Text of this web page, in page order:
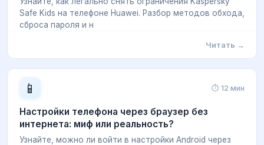
Safe Kids на телефоне Huawei. Разбор методов обхода,
сброса пароля и н
Читать →
📱 ⏱ 12 мин
Настройки телефона через браузер без
интернета: миф или реальность?
Узнайте, можно ли войти в настройки Android через